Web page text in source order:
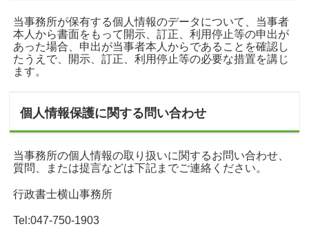
当事務所が保有する個人情報のデータについて、当事者
本人から書面をもって開示、訂正、利用停止等の申出が
あった場合、申出が当事者本人からであることを確認し
たうえで、開示、訂正、利用停止等の必要な措置を講じ
ます。
個人情報保護に関する問い合わせ
当事務所の個人情報の取り扱いに関するお問い合わせ、
質問、または提言などは下記までご連絡ください。
行政書士横山事務所
Tel:047-750-1903